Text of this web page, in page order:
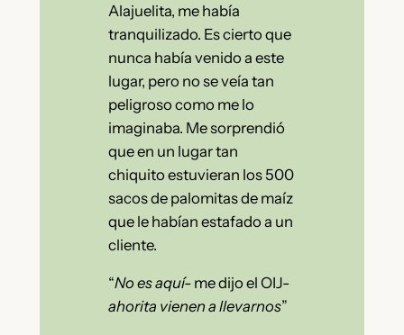
Alajuelita, me había
tranquilizado. Es cierto que
nunca había venido a este
lugar, pero no se veía tan
peligroso como me lo
imaginaba. Me sorprendió
que en un lugar tan
chiquito estuvieran los 500
sacos de palomitas de maíz
que le habían estafado a un
cliente.
“No es aquí-me dijo el OIJ-
ahorita vienen a llevarnos”